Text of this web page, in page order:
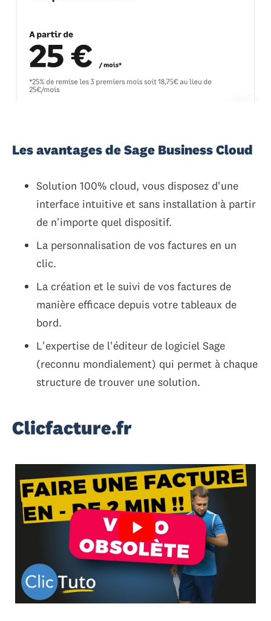
Les avantages de Sage Business Cloud
Solution 100% cloud, vous disposez d'une
interface intuitive et sans installation à partir
de n'importe quel dispositif.
La personnalisation de vos factures en un
clic.
La création et le suivi de vos factures de
manière efficace depuis votre tableaux de
bord.
L'expertise de l'éditeur de logiciel Sage
(reconnu mondialement) qui permet à chaque
structure de trouver une solution.
Clicfacture.fr